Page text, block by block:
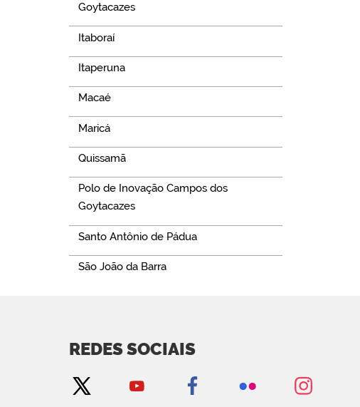
Goytacazes
Itaboraí
Itaperuna
Macaé
Maricá
Quissamã
Polo de Inovação Campos dos
Goytacazes
Santo Antônio de Pádua
São João da Barra
REDES SOCIAIS